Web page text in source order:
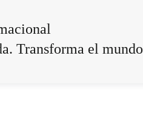
Transforma el